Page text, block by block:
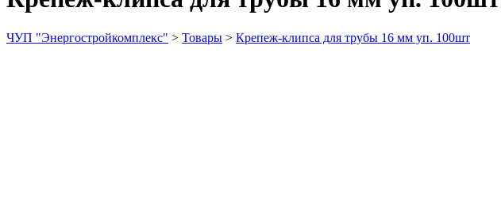
ЧУП "Энергостройкомплекс" > Товары > Крепеж-клипса для трубы 16 мм уп. 100шт